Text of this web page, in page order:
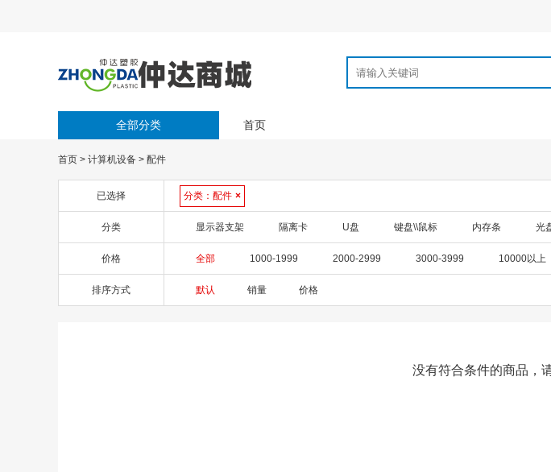
全部分类 首页
首页 > 计算机设备 > 配件
已选择 分类： 配件 ×
分类 显示器支架 隔离卡 U盘 键盘\\鼠标 内存条 光
价格 全部 1000-1999 2000-2999 3000-3999 10000以上
排序方式 默认 销量 价格
没有符合条件的商品，